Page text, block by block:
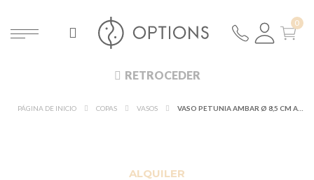
RETROCEDER
PÁGINA DE INICIO COPAS VASOS
ALQUILER